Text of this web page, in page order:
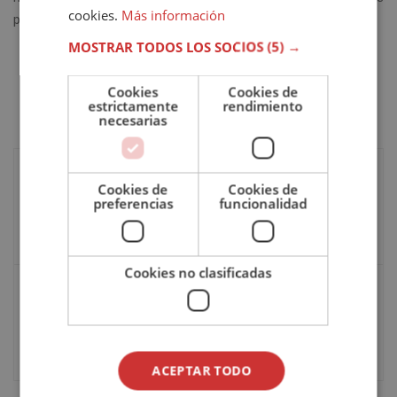
para todos y todas vosotras. ¡Gracias!
Publicación anterior
Enfermedades psicosomáticas: ¿enfermedad o
Psicoterapia infantil y gestión de las
cookies. Más información
MOSTRAR TODOS LOS SOCIOS(5) →
Cookies
estrictamente
necesarias
Cookies de
rendimiento
Cookies de
preferencias
Cookies de
funcionalidad
Cookies no clasificadas
ACEPTAR TODO